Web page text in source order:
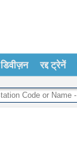
डिवीज़न रद्द ट्रेनें